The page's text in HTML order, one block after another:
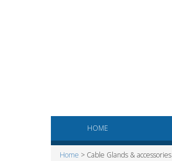
HOME
Home > Cable Glands & accessories